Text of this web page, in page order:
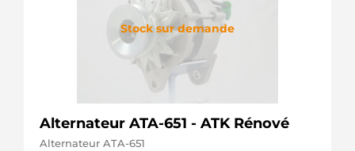
Stock sur demande
Alternateur ATA-651 - ATK Rénové
Alternateur ATA-651